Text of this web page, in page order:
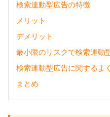
検索連動型広告の特徴
メリット
デメリット
最小限のリスクで検索連動
検索連動型広告に関するよ
まとめ